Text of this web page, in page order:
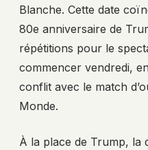
Blanche. Cette date
80e anniversaire de
répétitions pour le
commencer vendredi,
conflit avec le match
Monde.
À la place de Trump, la